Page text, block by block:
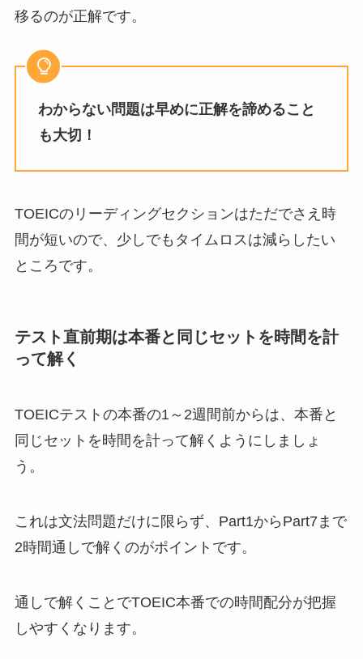
移るのが正解です。
わからない問題は早めに正解を諦めること
も大切！
TOEICのリーディングセクションはただでさえ時
間が短いので、少しでもタイムロスは減らしたい
ところです。
テスト直前期は本番と同じセットを時間を計
って解く
TOEICテストの本番の1～2週間前からは、本番と
同じセットを時間を計って解くようにしましょ
う。
これは文法問題だけに限らず、Part1からPart7まで
2時間通しで解くのがポイントです。
通しで解くことでTOEIC本番での時間配分が把握
しやすくなります。